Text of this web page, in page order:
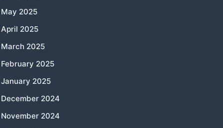
May 2025
April 2025
March 2025
February 2025
January 2025
December 2024
November 2024